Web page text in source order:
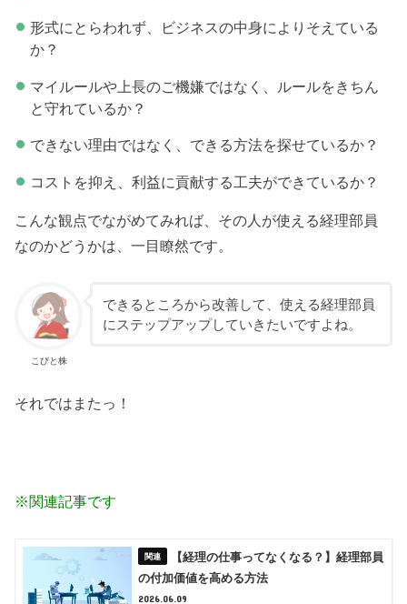
形式にとらわれず、ビジネスの中身によりそえている
か？
マイルールや上長のご機嫌ではなく、ルールをきちん
と守れているか？
できない理由ではなく、できる方法を探せているか？
コストを抑え、利益に貢献する工夫ができているか？
こんな観点でながめてみれば、その人が使える経理部員
なのかどうかは、一目瞭然です。
こびと株
できるところから改善して、使える経理部員
にステップアップしていきたいですよね。
それではまたっ！
※関連記事です
【経理の仕事ってなくなる？】経理部員
の付加価値を高める方法
2026.06.09